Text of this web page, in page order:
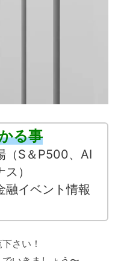
る事
（S＆P500、AI
）
融イベント情報
さい！